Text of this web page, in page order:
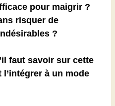
pour maigrir ?
risquer de
?
faut savoir sur cette
à un mode